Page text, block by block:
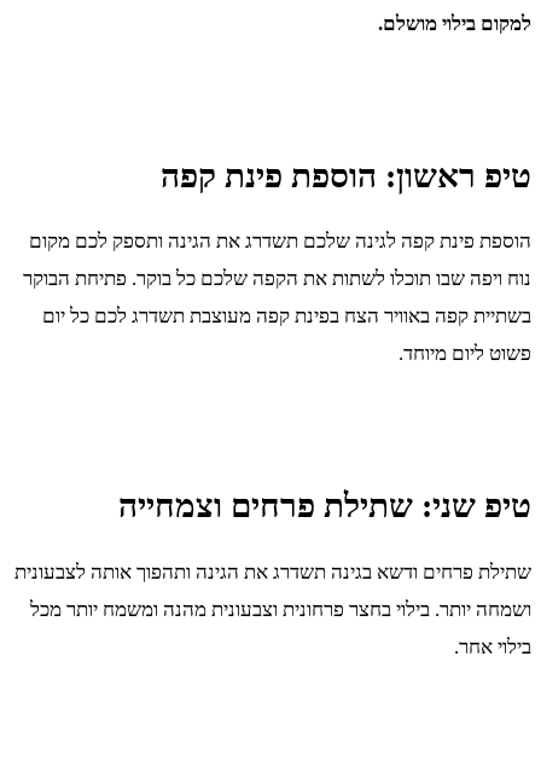
למקום בילוי מושלם.
טיפ ראשון: הוספת פינת קפה
הוספת פינת קפה לגינה שלכם תשדרג את הגינה ותספק לכם מקום
נוח ויפה שבו תוכלו לשתות את הקפה שלכם כל בוקר. פתיחת הבוקר
בשתיית קפה באוויר הצח בפינת קפה מעוצבת תשדרג לכם כל יום
פשוט ליום מיוחד.
טיפ שני: שתילת פרחים וצמחייה
שתילת פרחים ודשא בגינה תשדרג את הגינה ותהפוך אותה לצבעונית
ושמחה יותר. בילוי בחצר פרחונית וצבעונית מהנה ומשמח יותר מכל
בילוי אחר.